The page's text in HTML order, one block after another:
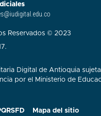
Mapa del sitio
Reservados © 2023
Digital de Antioquia
por el Ministerio de